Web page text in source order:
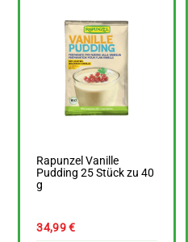
Rapunzel Vanille
Pudding 25 Stück zu 40
g
34,99€